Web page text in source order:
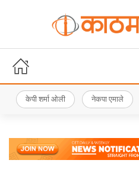
केपी शर्मा ओली नेकपा एमाले